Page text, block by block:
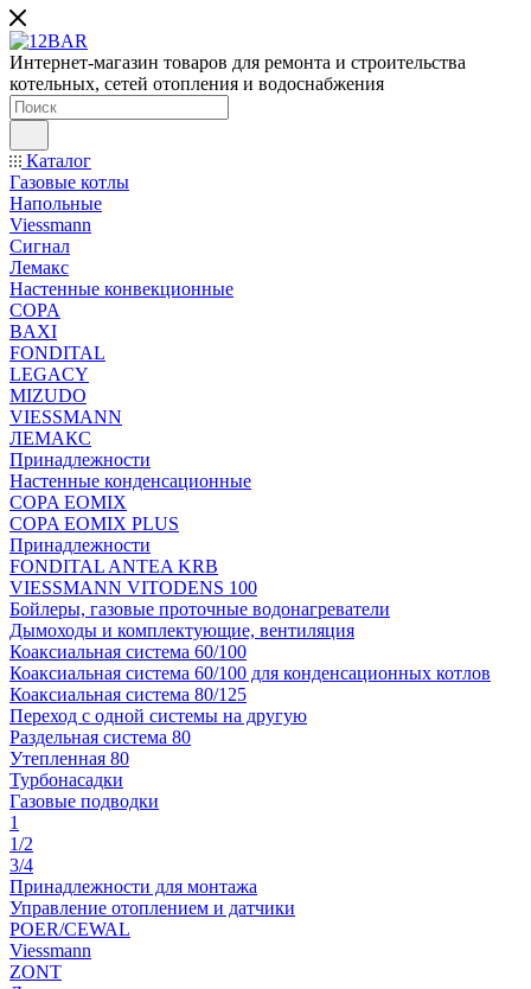
Интернет-магазин товаров для ремонта и строительства
котельных, сетей отопления и водоснабжения
Каталог
Газовые котлы
Напольные
Viessmann
Сигнал
Лемакс
Настенные конвекционные
COPA
BAXI
FONDITAL
LEGACY
MIZUDO
VIESSMANN
ЛЕМАКС
Принадлежности
Настенные конденсационные
COPA EOMIX
COPA EOMIX PLUS
Принадлежности
FONDITAL ANTEA KRB
VIESSMANN VITODENS 100
Бойлеры, газовые проточные водонагреватели
Дымоходы и комплектующие, вентиляция
Коаксиальная система 60/100
Коаксиальная система 60/100 для конденсационных котлов
Коаксиальная система 80/125
Переход с одной системы на другую
Раздельная система 80
Утепленная 80
Турбонасадки
Газовые подводки
1
1/2
3/4
Принадлежности для монтажа
Управление отоплением и датчики
POER/CEWAL
Viessmann
ZONT